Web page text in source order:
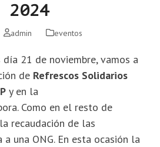
2024
admin eventos
21 de noviembre, vamos a
de Refrescos Solidarios
y en la
Como en el resto de
recaudación de las
a una ONG. En esta ocasión la